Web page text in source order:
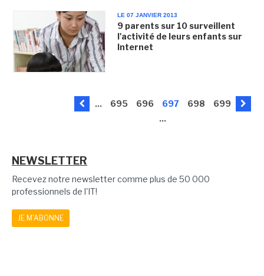
LE 07 JANVIER 2013
9 parents sur 10 surveillent
l'activité de leurs enfants sur
Internet
... 695 696 697 698
699
...
NEWSLETTER
Recevez notre newsletter comme plus de 50 000
professionnels de l'IT!
JE M'ABONNE